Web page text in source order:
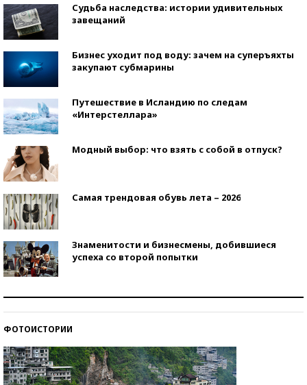
Судьба наследства: истории удивительных
завещаний
Бизнес уходит под воду: зачем на суперъяхты
закупают субмарины
Путешествие в Исландию по следам
«Интерстеллара»
Модный выбор: что взять с собой в отпуск?
Самая трендовая обувь лета – 2026
Знаменитости и бизнесмены, добившиеся
успеха со второй попытки
ФОТОИСТОРИИ